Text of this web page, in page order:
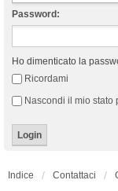
Password:
Ho dimenticato la
Ricordami
Nascondi il mio stato
Indice Contattaci